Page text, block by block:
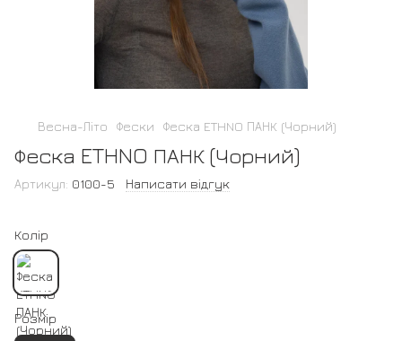
Весна-Літо Фески Феска ETHNO ПАНК (Чорний)
Феска ETHNO ПАНК (Чорний)
Артикул: 0100-5 Написати відгук
Колір
Розмір